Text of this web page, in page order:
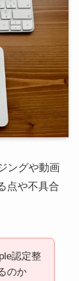
ングや動画
点や不具合
認定整
のか